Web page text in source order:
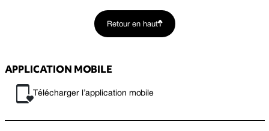
Retour en haut
APPLICATION MOBILE
Télécharger l’application mobile